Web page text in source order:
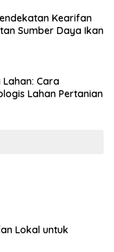
Kearifan
Sumber Daya Ikan
Cara
Lahan Pertanian
Lokal untuk